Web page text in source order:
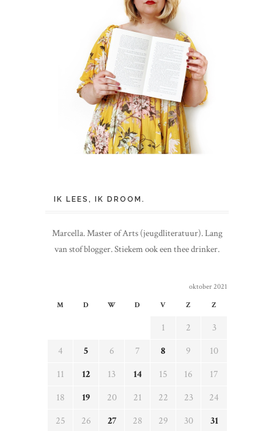
IK LEES, IK DROOM.
Marcella. Master of Arts (jeugdliteratuur). Lang
van stof blogger. Stiekem ook een thee drinker.
oktober 2021
M
D W D V Z Z
1 2
3
4
5 6 7 8 9
10
11
12 13 14 15 16
17
18
19 20 21 22 23
24
25
26 27 28 29 30 31